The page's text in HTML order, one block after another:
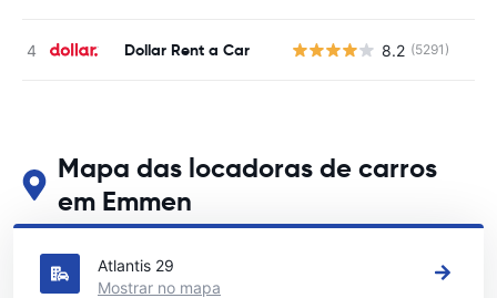
Dollar Rent a Car 8.2 (5291)
Mapa das locadoras de carros
em Emmen
Veja nossos principais locais de aluguel de carros em Emmen
Atlantis 29
Mostrar no mapa